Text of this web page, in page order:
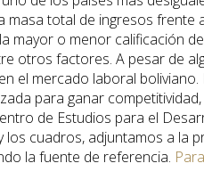
masa total de ingresos frente
mayor o menor calificación
otros factores. A pesar de
el mercado laboral
para ganar
de Estudios para el
los cuadros, adjuntamos a la
la fuente de referencia.